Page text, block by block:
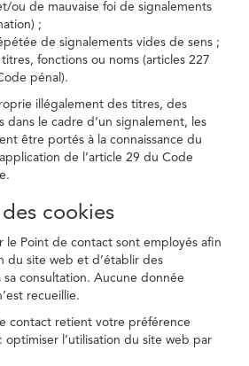
ou de mauvaise foi de signalements
;
de signalements vides de sens ;
titres, fonctions ou noms (articles 227
pénal).
illégalement des titres, des
dans le cadre d’un signalement, les
être portés à la connaissance du
de l’article 29 du Code
cookies
le Point de contact sont employés afin
du site web et d’établir des
sa consultation. Aucune donnée
recueillie.
contact retient votre préférence
optimiser l’utilisation du site web par